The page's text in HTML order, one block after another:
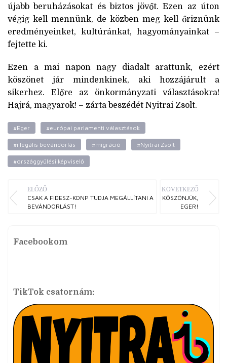
újabb beruházásokat és biztos jövőt. Ezen az úton
végig kell mennünk, de közben meg kell őriznünk
eredményeinket, kultúránkat, hagyományainkat –
fejtette ki.
Ezen a mai napon nagy diadalt arattunk, ezért
köszönet jár mindenkinek, aki hozzájárult a
sikerhez. Előre az önkormányzati választásokra!
Hajrá, magyarok! – zárta beszédét Nyitrai Zsolt.
#Eger #európai parlamenti választások
#illegális bevándorlás #migráció #Nyitrai Zsolt
#országgyűlési képviselő
ELŐZŐ
CSAK A FIDESZ-KDNP TUDJA MEGÁLLÍTANI A
BEVÁNDORLÁST!
KÖVETKEZŐ
KÖSZÖNJÜK,
EGER!
Facebookom
TikTok csatornám: